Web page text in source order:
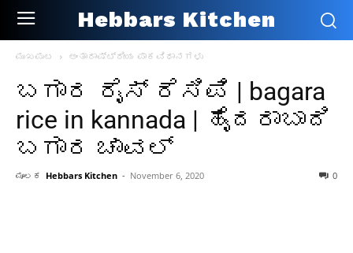
Hebbars Kitchen
ಮುಖಪುಟ ಅಂತಾರಾಷ್ಟ್ರೀಯ ಪಾಕವಿಧಾನಗಳು
ಬಗಾರ ರೈಸ್ ರೆಸಿಪಿ | bagara
rice in kannada | ಹೈದರಾಬಾದಿ
ಬಗಾರ ಚಾವಲ್
ಮೂಲಕ Hebbars Kitchen - November 6, 2020 0